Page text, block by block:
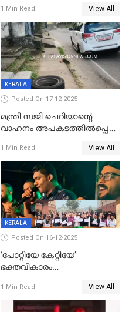
ക്ലാസ് വിദ്യാർത്ഥിനി മരിച്ചു
1 Min Read View All
KERALA
Posted On 17-12-2025
മന്ത്രി സജി ചെറിയാന്റെ
വാഹനം അപകടത്തിൽപ്പെട്ടു;
രക്ഷപ്പെട്ടത് തലനാരിടയ്ക്ക്
1 Min Read View All
KERALA
Posted On 16-12-2025
‘പോറ്റിയേ കേറ്റിയേ’
ഭക്തവികാരം
ഡിജിപിക്ക് പരാതി; ശക്തമായ
നടപടി വേണമെന്നു
1 Min Read View All